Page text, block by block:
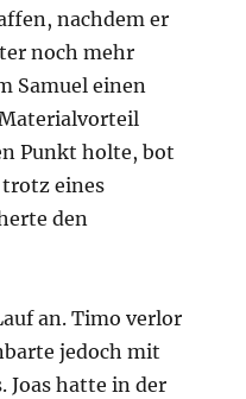
nachdem er
noch mehr
Samuel einen
Punkt holte, bot
eines
den
an. Timo verlor
jedoch mit
Joas hatte in der